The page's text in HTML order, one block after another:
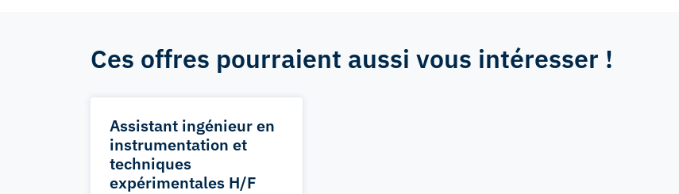
Ces offres pourraient aussi vous intéresser !
Assistant ingénieur en
instrumentation et
techniques
expérimentales H/F